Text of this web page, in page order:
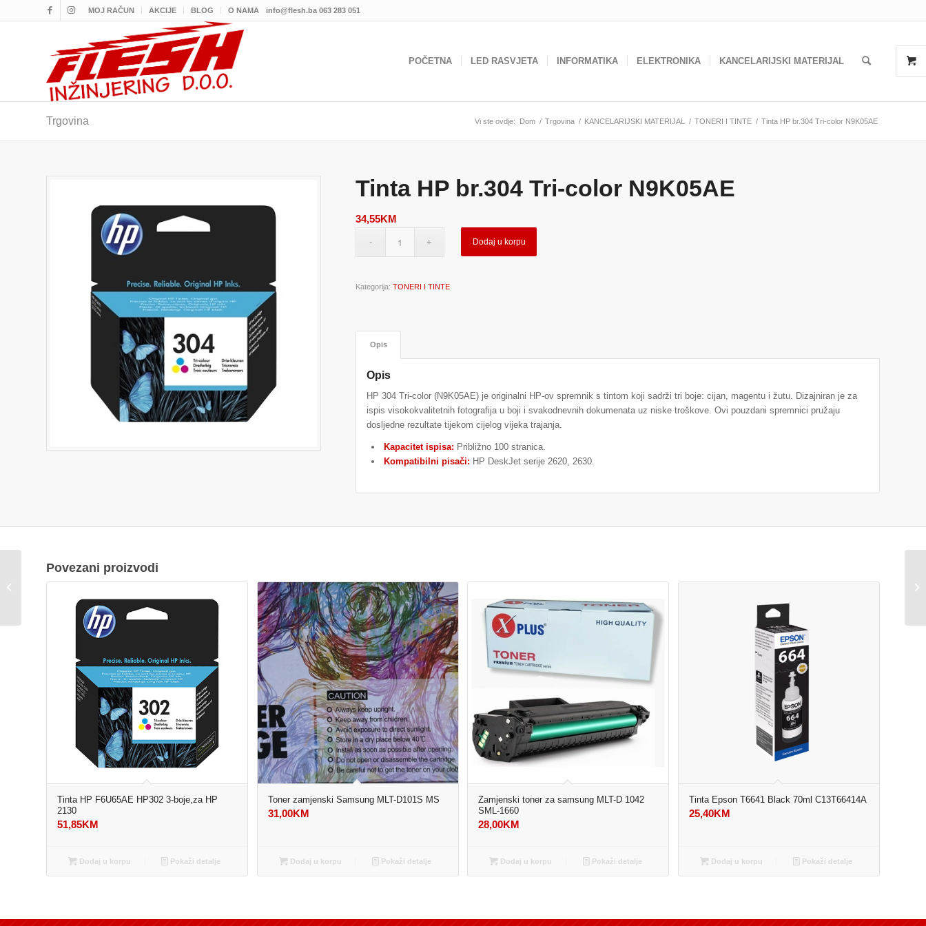
MOJ RAČUN AKCIJE BLOG O NAMA info@flesh.ba 063 283 051
POČETNA LED RASVJETA INFORMATIKA ELEKTRONIKA KANCELARIJSKI MATERIJAL
Trgovina Vi ste ovdje: Dom / Trgovina / KANCELARIJSKI MATERIJAL / TONERI I TINTE / Tinta HP br.304 Tri-color N9K05AE
Tinta HP br.304 Tri-color N9K05AE
34,55KM
Dodaj u korpu
Kategorija:TONERI I TINTE
Opis
Opis
HP 304 Tri-color (N9K05AE) je originalni HP-ov spremnik s tintom koji sadrži tri boje: cijan, magentu i žutu. Dizajniran je za
ispis visokokvalitetnih fotografija u boji i svakodnevnih dokumenata uz niske troškove. Ovi pouzdani spremnici pružaju
dosljedne rezultate tijekom cijelog vijeka trajanja.
Kapacitet ispisa: Približno 100 stranica.
Kompatibilni pisači: HP DeskJet serije 2620, 2630.
Povezani proizvodi
Tinta HP F6U65AE HP302 3-boje,za HP
2130
51,85KM
Dodaj u korpu Pokaži detalje
Toner zamjenski Samsung MLT-D101S MS
31,00KM
Dodaj u korpu Pokaži detalje
Zamjenski toner za samsung MLT-D 1042
SML-1660
28,00KM
Dodaj u korpu Pokaži detalje
Tinta Epson T6641 Black 70ml C13T66414A
25,40KM
Dodaj u korpu Pokaži detalje
Tinta HP br.304 crna